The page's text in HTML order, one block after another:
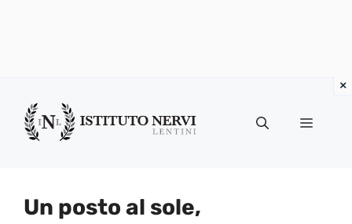
contenuto
Menu
Un posto al sole,